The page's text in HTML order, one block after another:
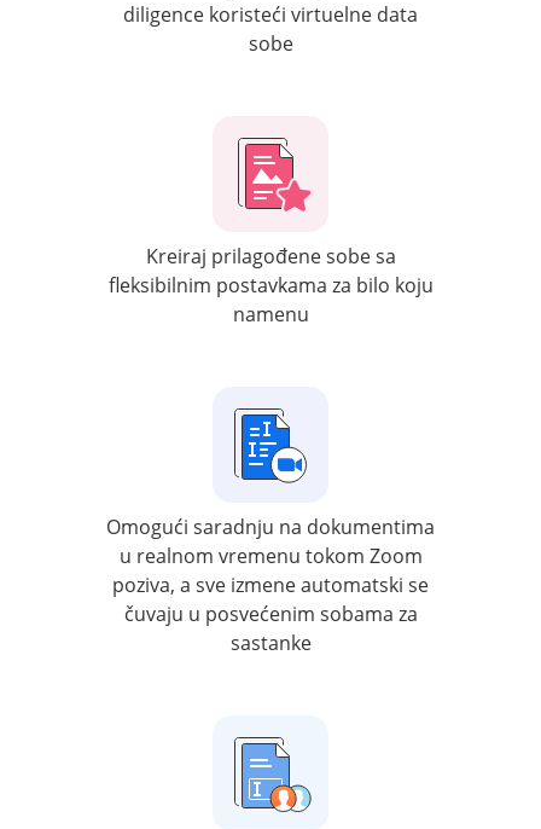
diligence koristeći virtuelne data
sobe
Kreiraj prilagođene sobe sa
fleksibilnim postavkama za bilo koju
namenu
Omogući saradnju na dokumentima
u realnom vremenu tokom Zoom
poziva, a sve izmene automatski se
čuvaju u posvećenim sobama za
sastanke